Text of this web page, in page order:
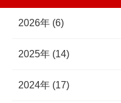
2026年 (6)
2025年 (14)
2024年 (17)